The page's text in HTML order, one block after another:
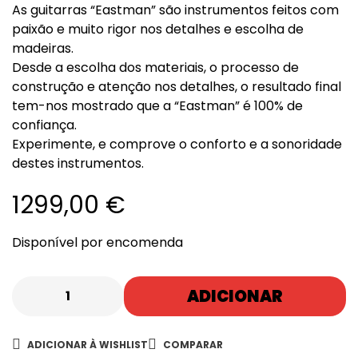
As guitarras “Eastman” são instrumentos feitos com
paixão e muito rigor nos detalhes e escolha de
madeiras.
Desde a escolha dos materiais, o processo de
construção e atenção nos detalhes, o resultado final
tem-nos mostrado que a “Eastman” é 100% de
confiança.
Experimente, e comprove o conforto e a sonoridade
destes instrumentos.
1299,00 €
Disponível por encomenda
ADICIONAR
ADICIONAR À WISHLIST COMPARAR